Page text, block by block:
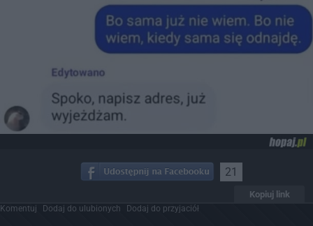
21
Kopiuj link
Komentuj Dodaj do ulubionych Dodaj do przyjaciół